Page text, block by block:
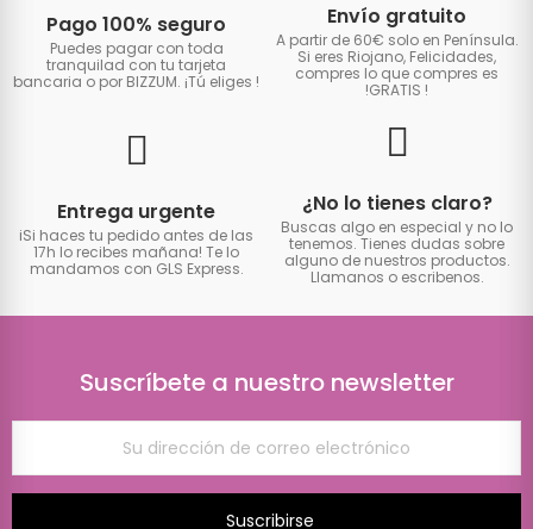
Pago 100% seguro
Puedes pagar con toda
tranquilad con tu tarjeta
bancaria o por BIZZUM. ¡Tú eliges !
Envío gratuito
A partir de 60€ solo en Península.
Si eres Riojano, Felicidades,
compres lo que compres es
!GRATIS !
Entrega urgente
iSi haces tu pedido antes de las
17h lo recibes mañana! Te lo
mandamos con GLS Express.
¿No lo tienes claro?
Buscas algo en especial y no lo
tenemos. Tienes dudas sobre
alguno de nuestros productos.
Llamanos o escribenos.
Suscríbete a nuestro newsletter
Suscribirse